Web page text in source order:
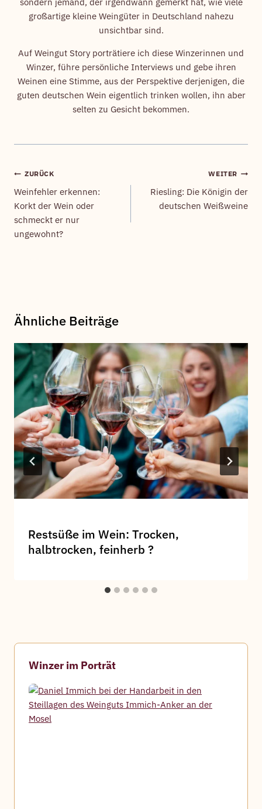
großartige kleine Weingüter in Deutschland nahezu
unsichtbar sind.
Auf Weingut Story porträtiere ich diese Winzerinnen und
Winzer, führe persönliche Interviews und gebe ihren
Weinen eine Stimme, aus der Perspektive derjenigen, die
guten deutschen Wein eigentlich trinken wollen, ihn aber
selten zu Gesicht bekommen.
Beitragsnavigation
ZURÜCK
Weinfehler erkennen:
Korkt der Wein oder
schmeckt er nur
ungewohnt?
WEITER
Riesling: Die Königin der
deutschen Weißweine
Ähnliche Beiträge
Restsüße im Wein: Trocken,
halbtrocken, feinherb ?
Winzer im Porträt